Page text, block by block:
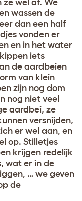
wassen de
dan een half
vonden er
en in het water
iets
de aardbeien
van klein
zijn nog dom
nog niet veel
aardbei, ze
versnijden,
er wel aan, en
op. Stilletjes
krijgen redelijk
wat er in de
… we geven
de